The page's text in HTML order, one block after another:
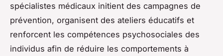
spécialistes médicaux initient des campagnes de
prévention, organisent des ateliers éducatifs et
renforcent les compétences psychosociales des
individus afin de réduire les comportements à